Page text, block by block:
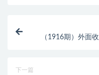
（1916期）外面
下一篇